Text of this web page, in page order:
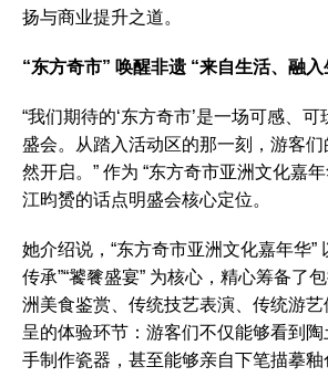
扬与商业提升之道。
“东方奇市” 唤醒非遗 “来自生活、融
“我们期待的‘东方奇市’是一场可感、
盛会。从踏入活动区的那一刻，游客
然开启。” 作为 “东方奇市亚洲文化嘉年
江昀赟的话点明盛会核心定位。
她介绍说，“东方奇市亚洲文化嘉年华”
传承”“饕餮盛宴” 为核心，精心筹备了
洲美食鉴赏、传统技艺表演、传统游
呈的体验环节：游客们不仅能够看到
手制作瓷器，甚至能够亲自下笔描摹釉